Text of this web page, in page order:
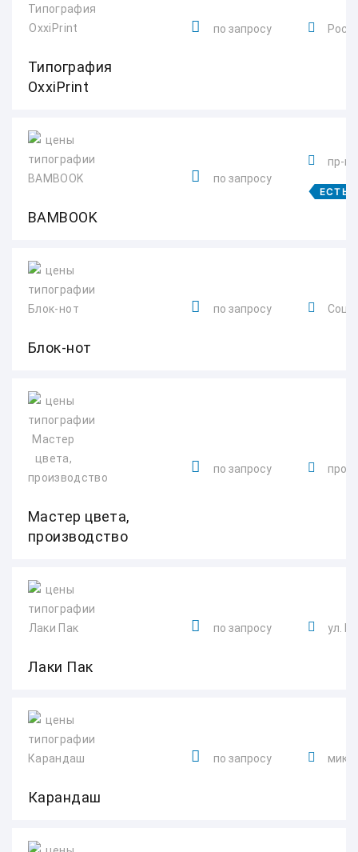
Типография
OxxiPrint
по запросу
BAMBOOK
по запросу
пр-
ЕСТЬ
Блок-нот
по запросу
Мастер цвета,
производство
по запросу
Лаки Пак
по запросу ул.
Карандаш
по запросу